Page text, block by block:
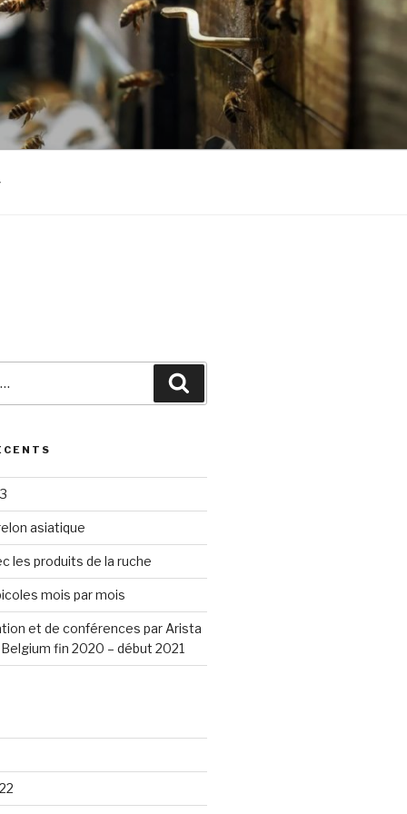
asiatique
les produits de la ruche
mois par mois
et de conférences par Arista
fin 2020 – début 2021